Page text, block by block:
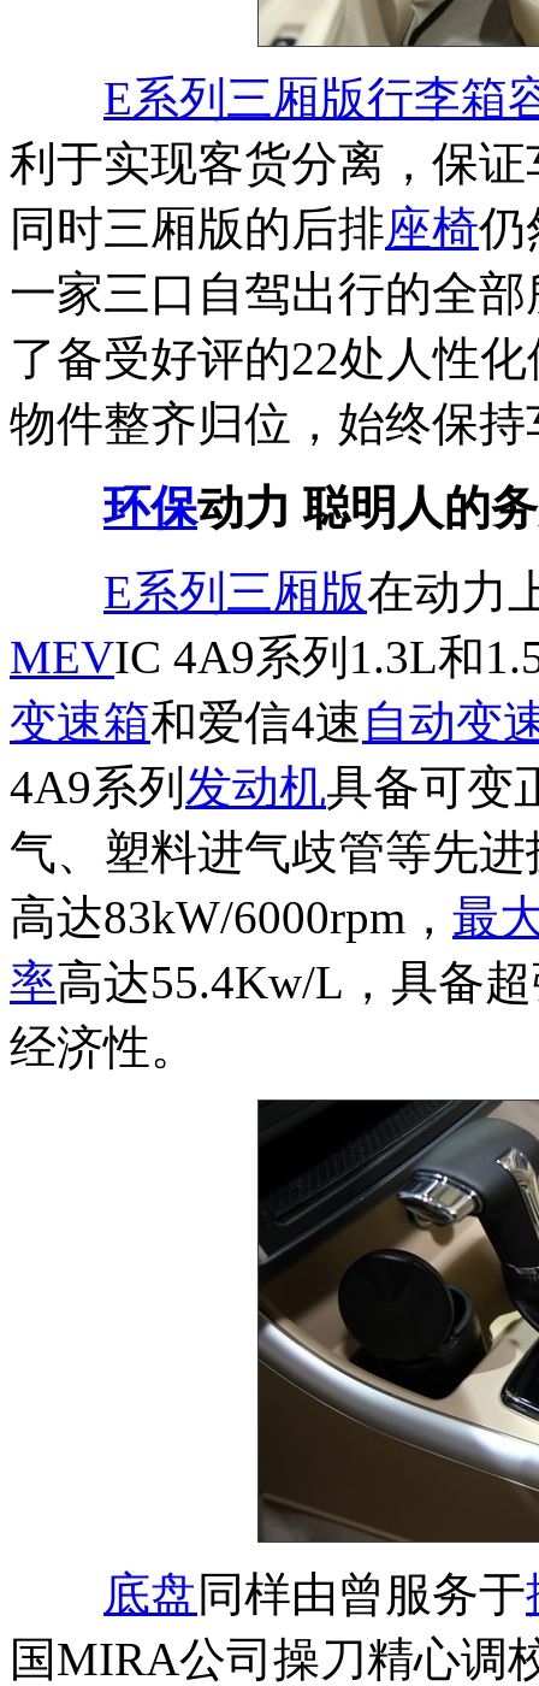
E系列三厢版行李箱
利于实现客货分离，保
同时三厢版的后排座椅仍
一家三口自驾出行的全
了备受好评的22处人性
物件整齐归位，始终保
环保动力 聪明人的
E系列三厢版在动力
MEVIC 4A9系列1.3L和
变速箱和爱信4速 自动变
4A9系列 发动机具备可变
气、塑料进气歧管等先
高达83kW/6000rpm， 最
率高达55.4Kw/L，具备
经济性。
底盘 同样由曾服务于
国MIRA公司操刀精心调